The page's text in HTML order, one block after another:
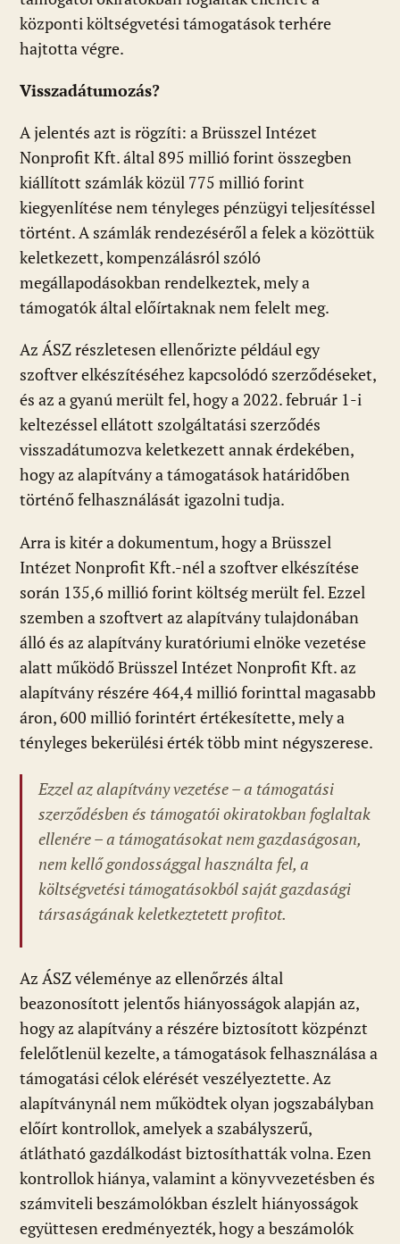
központi költségvetési támogatások terhére
hajtotta végre.
Visszadátumozás?
A jelentés azt is rögzíti: a Brüsszel Intézet
Nonprofit Kft. által 895 millió forint összegben
kiállított számlák közül 775 millió forint
kiegyenlítése nem tényleges pénzügyi teljesítéssel
történt. A számlák rendezéséről a felek a közöttük
keletkezett, kompenzálásról szóló
megállapodásokban rendelkeztek, mely a
támogatók által előírtaknak nem felelt meg.
Az ÁSZ részletesen ellenőrizte például egy
szoftver elkészítéséhez kapcsolódó szerződéseket,
és az a gyanú merült fel, hogy a 2022. február 1-i
keltezéssel ellátott szolgáltatási szerződés
visszadátumozva keletkezett annak érdekében,
hogy az alapítvány a támogatások határidőben
történő felhasználását igazolni tudja.
Arra is kitér a dokumentum, hogy a Brüsszel
Intézet Nonprofit Kft.-nél a szoftver elkészítése
során 135,6 millió forint költség merült fel. Ezzel
szemben a szoftvert az alapítvány tulajdonában
álló és az alapítvány kuratóriumi elnöke vezetése
alatt működő Brüsszel Intézet Nonprofit Kft. az
alapítvány részére 464,4 millió forinttal magasabb
áron, 600 millió forintért értékesítette, mely a
tényleges bekerülési érték több mint négyszerese.
Ezzel az alapítvány vezetése – a támogatási
szerződésben és támogatói okiratokban foglaltak
ellenére – a támogatásokat nem gazdaságosan,
nem kellő gondossággal használta fel, a
költségvetési támogatásokból saját gazdasági
társaságának keletkeztetett profitot.
Az ÁSZ véleménye az ellenőrzés által
beazonosított jelentős hiányosságok alapján az,
hogy az alapítvány a részére biztosított közpénzt
felelőtlenül kezelte, a támogatások felhasználása a
támogatási célok elérését veszélyeztette. Az
alapítványnál nem működtek olyan jogszabályban
előírt kontrollok, amelyek a szabályszerű,
átlátható gazdálkodást biztosíthatták volna. Ezen
kontrollok hiánya, valamint a könyvvezetésben és
számviteli beszámolókban észlelt hiányosságok
együttesen eredményezték, hogy a beszámolók